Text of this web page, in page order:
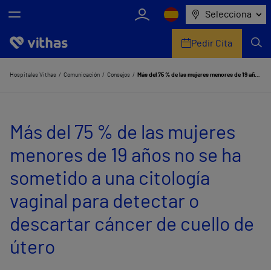
Selecciona
Nosotros
Servicios de salud
Equipo médico y asistencial
Comunicación
Pedir Cita
Hospitales Vithas Comunicación Consejos Más del 75 % de las mujeres menores de 19 años no se ha sometido a una citología vaginal para detectar o descartar cáncer de cuello de útero
Más del 75 % de las mujeres
menores de 19 años no se ha
sometido a una citología
vaginal para detectar o
descartar cáncer de cuello de
útero